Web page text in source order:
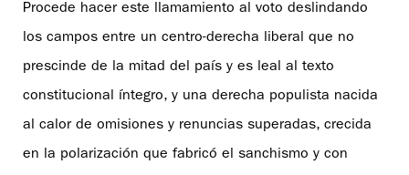
Procede hacer este llamamiento al voto deslindando
los campos entre un centro-derecha liberal que no
prescinde de la mitad del país y es leal al texto
constitucional íntegro, y una derecha populista nacida
al calor de omisiones y renuncias superadas, crecida
en la polarización que fabricó el sanchismo y con